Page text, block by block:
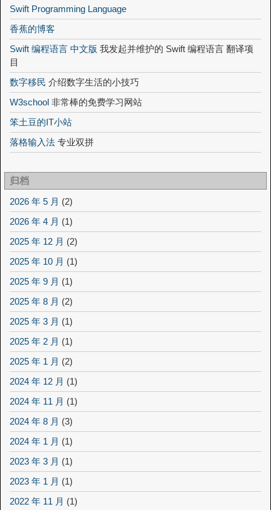
Swift Programming Language
香蕉的博客
Swift 编程语言 中文版 我发起并维护的 Swift 编程语言 翻译项
目
数字移民 介绍数字生活的小技巧
W3school 非常棒的免费学习网站
笨土豆的IT小站
落格输入法 专业双拼
归档
2026 年 5 月 (2)
2026 年 4 月 (1)
2025 年 12 月 (2)
2025 年 10 月 (1)
2025 年 9 月 (1)
2025 年 8 月 (2)
2025 年 3 月 (1)
2025 年 2 月 (1)
2025 年 1 月 (2)
2024 年 12 月 (1)
2024 年 11 月 (1)
2024 年 8 月 (3)
2024 年 1 月 (1)
2023 年 3 月 (1)
2023 年 1 月 (1)
2022 年 11 月 (1)